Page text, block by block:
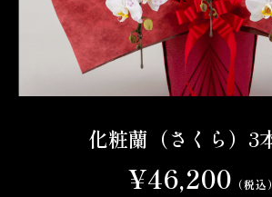
化粧蘭（さくら）3
¥46,200 （税込）